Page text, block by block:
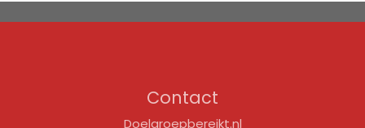
Contact
Doelgroepbereikt.nl